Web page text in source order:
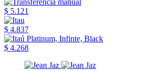
$ 5.121
$ 4.837
$ 4.268